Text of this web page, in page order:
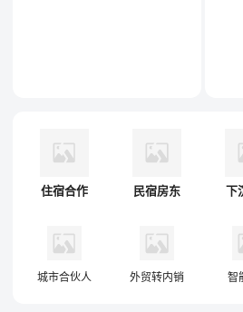
住宿合作 民宿房东 下
城市合伙人 外贸转内销 智